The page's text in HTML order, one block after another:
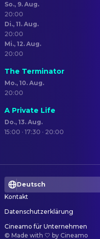
So., 9. Aug.
20:00
Di., 11. Aug.
20:00
Mi., 12. Aug.
20:00
The Terminator
Mo., 10. Aug.
20:00
A Private Life
Do., 13. Aug.
15:00 · 17:30 · 20:00
Deutsch
Kontakt
Datenschutzerklärung
Cineamo für Unternehmen
© Made with 🤍 by Cineamo